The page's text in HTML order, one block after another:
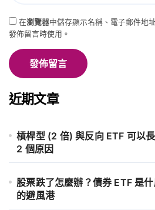
在瀏覽器中儲存顯示名稱、電子郵件地
發佈留言時使用。
近期文章
槓桿型 (2 倍) 與反向 ETF 可以
2 個原因
股票跌了怎麼辦？債券 ETF 是什
的避風港